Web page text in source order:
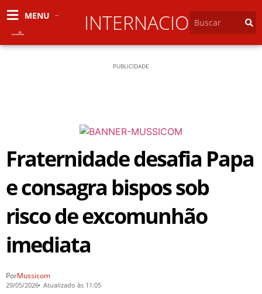
MENU INTERNACIONAL
PUBLICIDADE
Fraternidade desafia Papa
e consagra bispos sob
risco de excomunhão
imediata
PorMussicom
29/05/2026 Atualizado às 11:05